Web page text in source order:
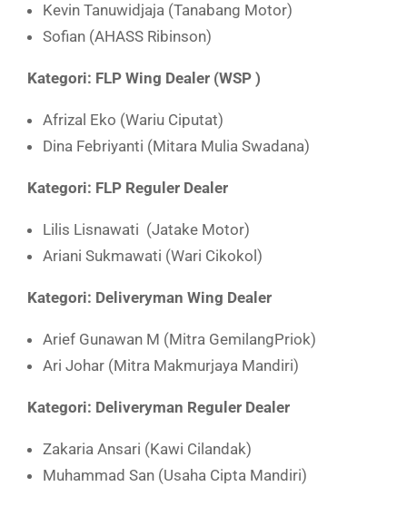
Kevin Tanuwidjaja (Tanabang Motor)
Sofian (AHASS Ribinson)
Kategori: FLP Wing Dealer (WSP )
Afrizal Eko (Wariu Ciputat)
Dina Febriyanti (Mitara Mulia Swadana)
Kategori: FLP Reguler Dealer
Lilis Lisnawati (Jatake Motor)
Ariani Sukmawati (Wari Cikokol)
Kategori: Deliveryman Wing Dealer
Arief Gunawan M (Mitra GemilangPriok)
Ari Johar (Mitra Makmurjaya Mandiri)
Kategori: Deliveryman Reguler Dealer
Zakaria Ansari (Kawi Cilandak)
Muhammad San (Usaha Cipta Mandiri)